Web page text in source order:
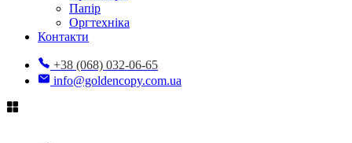
Папір
Оргтехніка
Контакти
+38 (068) 032-06-65
info@goldencopy.com.ua